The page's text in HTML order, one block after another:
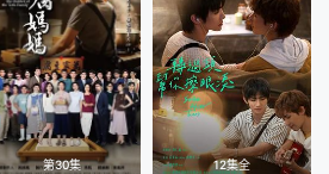
第30集 12集全